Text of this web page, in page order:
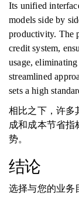
Its unified
models side by
productivity. The
credit system,
usage,
streamlined
sets a high
相比之下，许多
成和成本节省指
势。
结论
选择与您的业务